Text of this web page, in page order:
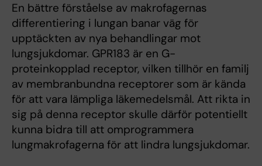
En bättre förståelse av makrofagernas
differentiering i lungan banar väg för
upptäckten av nya behandlingar mot
lungsjukdomar. GPR183 är en G-
proteinkopplad receptor, vilken tillhör en familj
av membranbundna receptorer som är kända
för att vara lämpliga läkemedelsmål. Att rikta in
sig på denna receptor skulle därför potentiellt
kunna bidra till att omprogrammera
lungmakrofagerna för att lindra lungsjukdomar.